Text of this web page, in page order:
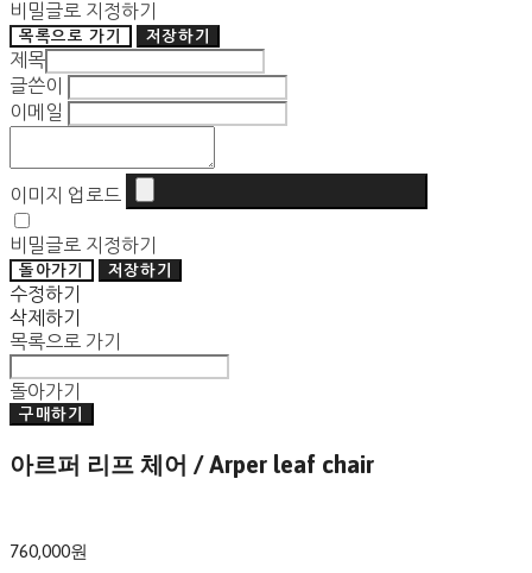
비밀글로 지정하기
목록으로 가기 저장하기
제목
글쓴이
이메일
이미지 업로드
비밀글로 지정하기
돌아가기 저장하기
수정하기
삭제하기
목록으로 가기
돌아가기
구매하기
아르퍼 리프 체어 / Arper leaf chair
760,000원